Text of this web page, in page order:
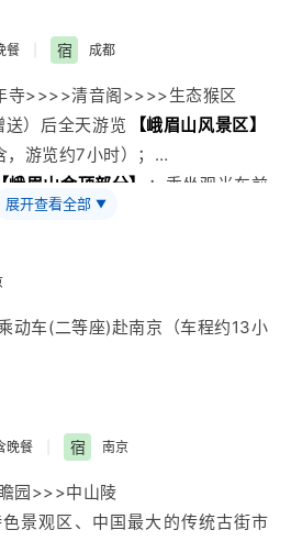
凌云寺。可选择下唐朝时期的古栈
仰乐山大佛宏伟气势的同时,体验
感觉”，抱千年佛脚后，游漫山的
览 ，于观佛台俯视大佛全身尊
宏气势，感叹古代艺术的造诣境
并稍作休息；
4A级
的川西民居仿古建筑，庄重典雅，
年大佛，赏古蜀嘉州，这是四川旅
川剧变脸晚会（220-280/人费用
）；
自然与文化、传统与艺术巧妙结
餐 宿 成都
寺>>>>清音阁>>>>生态猴区
送）后全天游览
【峨眉山风景区】
，游览约7小时）；
【峨眉山金顶部分】
：乘坐观光车前
雷洞坪（行车约1小时30分），
，十里不同天”的自然景色。景区
步行前往
银殿、铜殿。在全世界最大的礼
方普贤。的在舍身崖俯瞰川西平
览众多山小风光无限好的意境，充
队餐），并稍作休息；
部分，下山；乘观光车前往峨眉山
付费索道或步行至开山第一大寺庙
峨眉山十景之一的“白水秋风”，参
展开查看全部 ▼
动车(二等座)赴南京（车程约13小
晚餐 宿 南京
园>>>中山陵
景观区、中国最大的传统古街市